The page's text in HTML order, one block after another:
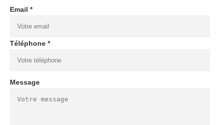
Email *
Téléphone *
Message